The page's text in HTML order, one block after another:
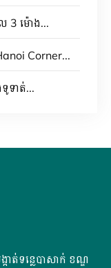
ល 3 ម៉ោង...
Corner...
ទូទាត់...
ាត់ទន្លេបាសាក់ ខណ្ឌ